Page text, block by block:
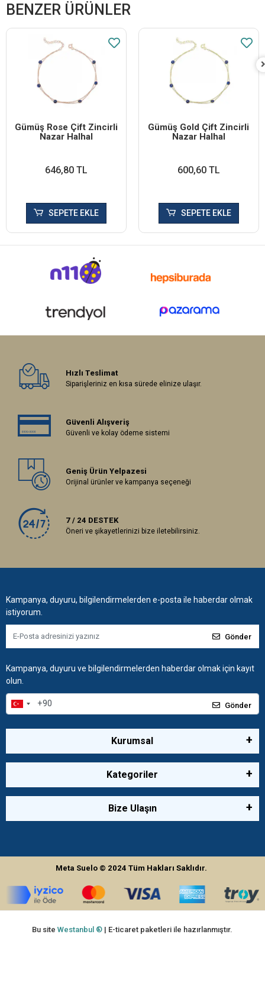
BENZER ÜRÜNLER
Gümüş Rose Çift Zincirli
Nazar Halhal
646,80 TL
SEPETE EKLE
Gümüş Gold Çift Zincirli
Nazar Halhal
600,60 TL
SEPETE EKLE
Hızlı Teslimat
Siparişleriniz en kısa sürede elinize ulaşır.
Güvenli Alışveriş
Güvenli ve kolay ödeme sistemi
Geniş Ürün Yelpazesi
Orijinal ürünler ve kampanya seçeneği
7 / 24 DESTEK
Öneri ve şikayetlerinizi bize iletebilirsiniz.
Kampanya, duyuru, bilgilendirmelerden e-posta ile haberdar olmak
istiyorum.
Gönder
Kampanya, duyuru ve bilgilendirmelerden haberdar olmak için kayıt
olun.
Gönder
Kurumsal
Kategoriler
Bize Ulaşın
Meta Suelo © 2024Tüm Hakları Saklıdır.
Bu siteWestanbul ® | E-ticaret paketleri ile hazırlanmıştır.